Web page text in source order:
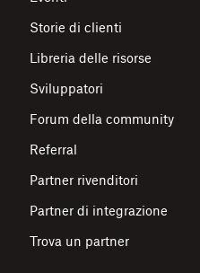
Storie di clienti
Libreria delle risorse
Sviluppatori
Forum della community
Referral
Partner rivenditori
Partner di integrazione
Trova un partner